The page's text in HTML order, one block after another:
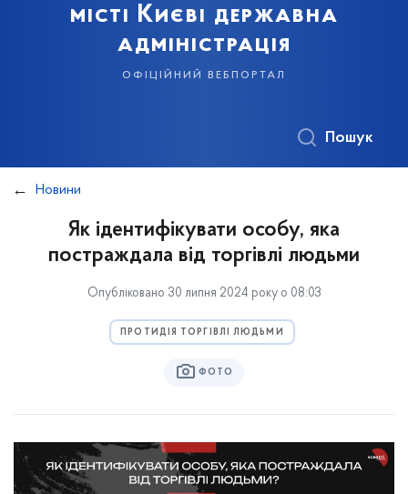
місті Києві державна
адміністрація
офіційний вебпортал
Пошук
Новини
Як ідентифікувати особу, яка
постраждала від торгівлі людьми
Опубліковано 30 липня 2024 року о 08:03
ПРОТИДІЯ ТОРГІВЛІ ЛЮДЬМИ
ФОТО